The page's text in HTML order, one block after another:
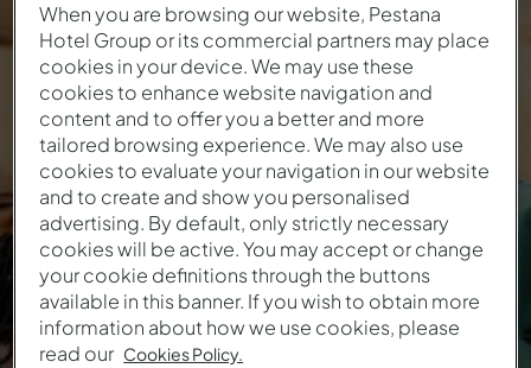
VACACIONES EN LAS GRANDES
CIUDADES
Oferta de verano
When you are browsing our website, Pestana
Hotel Group or its commercial partners may place
cookies in your device. We may use these
cookies to enhance website navigation and
content and to offer you a better and more
tailored browsing experience. We may also use
cookies to evaluate your navigation in our website
and to create and show you personalised
advertising. By default, only strictly necessary
cookies will be active. You may accept or change
your cookie definitions through the buttons
available in this banner. If you wish to obtain more
information about how we use cookies, please
read our Cookies Policy.